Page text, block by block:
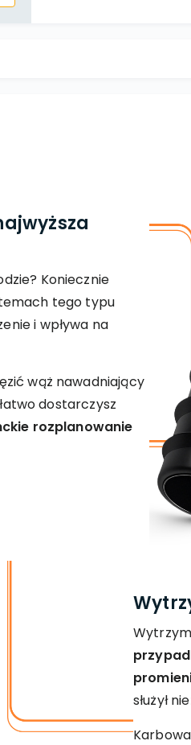
Koniecznie
tego typu
i wpływa na
wąż nawadniający
dostarczysz
rozplanowanie
służył